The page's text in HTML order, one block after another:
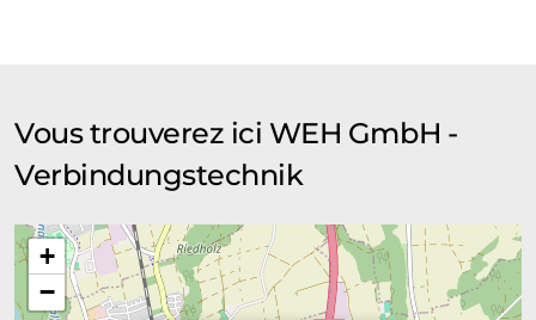
Vous trouverez ici WEH GmbH -
Verbindungstechnik
+
−